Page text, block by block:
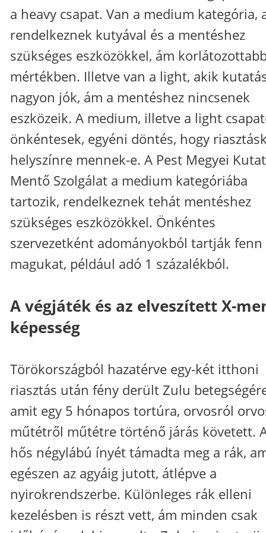
a heavy csapat. Van a medium kategória,
rendelkeznek kutyával és a mentéshez
szükséges eszközökkel, ám
mértékben. Illetve van a light, akik
nagyon jók, ám a mentéshez nincsenek
eszközeik. A medium, illetve a light
önkéntesek, egyéni döntés, hogy
helyszínre mennek-e. A Pest Megyei
Mentő Szolgálat a medium kategóriába
tartozik, rendelkeznek tehát mentéshez
szükséges eszközökkel. Önkéntes
szervezetként adományokból tartják fenn
magukat, például adó 1 százalékból.
A végjáték és az elveszített X-
képesség
Törökországból hazatérve egy-két itthoni
riasztás után fény derült Zulu
amit egy 5 hónapos tortúra, orvosról
műtétről műtétre történő járás követett.
hős négylábú ínyét támadta meg a rák,
egészen az agyáig jutott, átlépve a
nyirokrendszerbe. Különleges rák elleni
kezelésben is részt vett, ám minden csak